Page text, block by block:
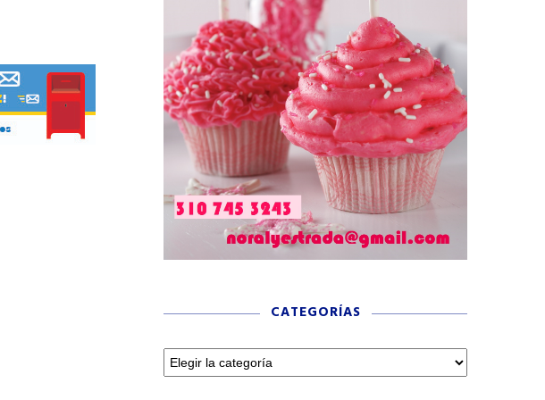
CATEGORÍAS